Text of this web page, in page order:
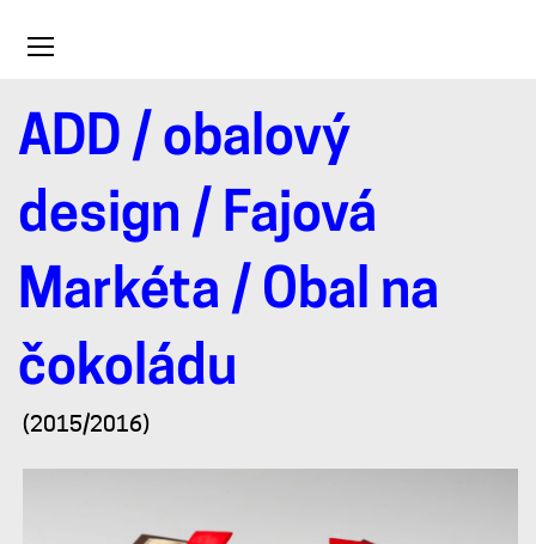
Toggle
ADD / obalový
design / Fajová
Markéta / Obal na
čokoládu
Obal
na
čokoládu
(2015/2016)